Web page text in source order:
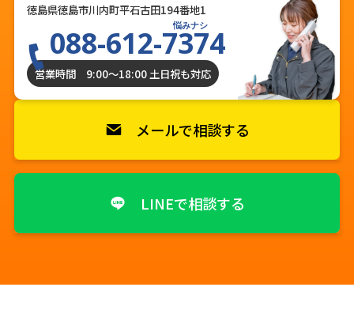
徳島県徳島市川内町平石古田194番地1
悩みナシ
088-612-7374
営業時間 9:00〜18:00 土日祝も対応
メールで相談する
LINEで相談する